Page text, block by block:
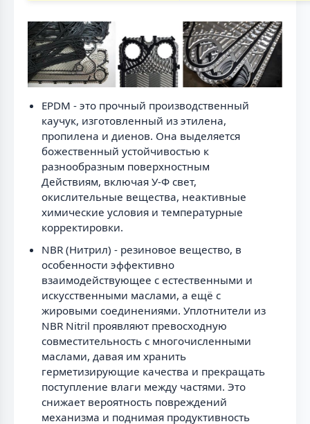
EPDM - это прочный производственный
каучук, изготовленный из этилена,
пропилена и диенов. Она выделяется
божественный устойчивостью к
разнообразным поверхностным
Действиям, включая У-Ф свет,
окислительные вещества, неактивные
химические условия и температурные
корректировки.
NBR (Нитрил) - резиновое вещество, в
особенности эффективно
взаимодействующее с естественными и
искусственными маслами, а ещё с
жировыми соединениями. Уплотнители из
NBR Nitril проявляют превосходную
совместительность с многочисленными
маслами, давая им хранить
герметизирующие качества и прекращать
поступление влаги между частями. Это
снижает вероятность повреждений
механизма и поднимая продуктивность